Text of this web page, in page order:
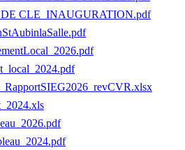
DE CLE_INAUGURATION.pdf